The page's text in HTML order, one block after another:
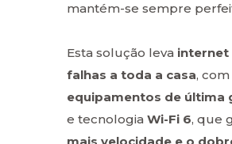
mantém-se sempre
Esta solução leva internet
falhas a toda a casa, com
equipamentos de última
e tecnologia Wi-Fi 6, que